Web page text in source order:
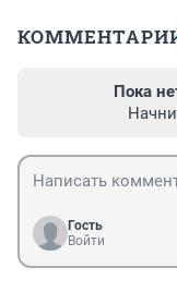
Пока
Гость
Войти